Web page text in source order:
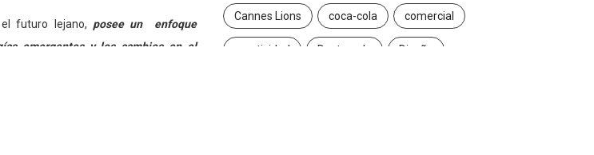
futuro lejano, posee un enfoque
emergentes y los cambios en el
Cannes Lions coca-cola comercial
creatividad Destacado Diseño